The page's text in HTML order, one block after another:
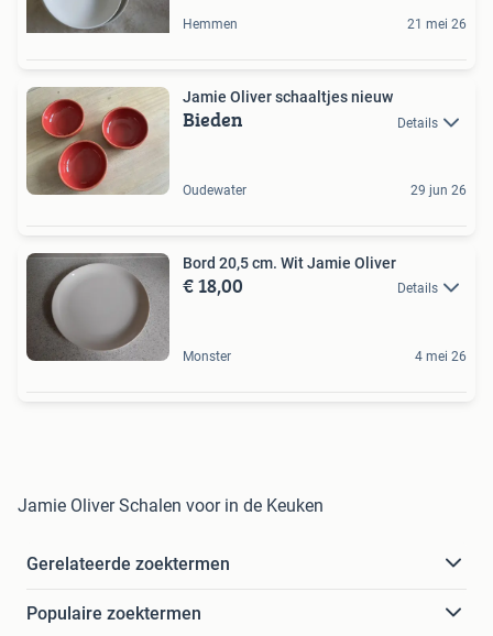
Hemmen 21 mei 26
Jamie Oliver schaaltjes nieuw
Bieden Details
Oudewater 29 jun 26
Bord 20,5 cm. Wit Jamie Oliver
€ 18,00 Details
Monster 4 mei 26
Jamie Oliver Schalen voor in de Keuken
Gerelateerde zoektermen
Populaire zoektermen